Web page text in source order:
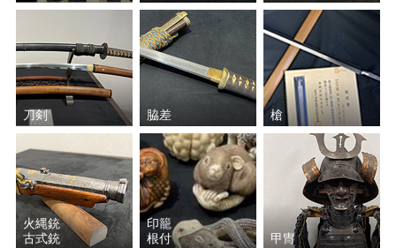
刀剣 脇差 槍
火縄銃
古式銃
印籠
根付
甲冑